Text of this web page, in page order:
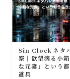
Sin Clock ネタ
察｜欲望滴る小
な元妻」という
道具